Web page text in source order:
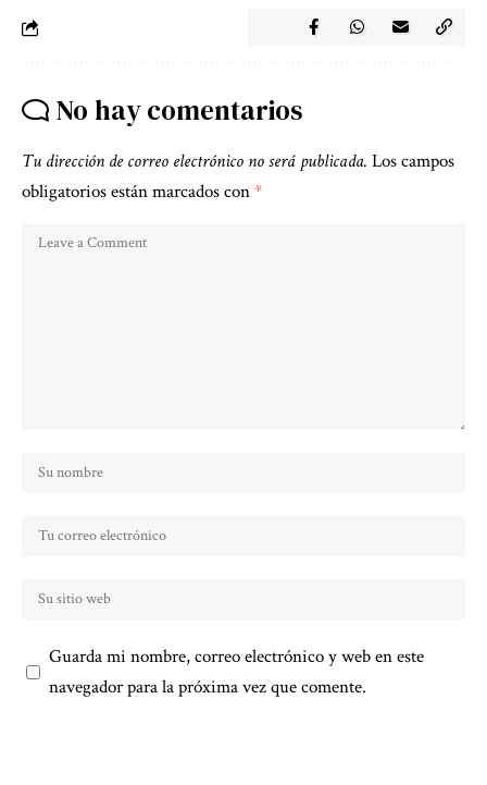
No hay comentarios
Tu dirección de correo electrónico no será publicada. Los campos
obligatorios están marcados con*
Guarda mi nombre, correo electrónico y web en este
navegador para la próxima vez que comente.